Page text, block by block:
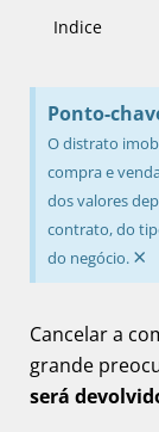
Indice
Ponto-
O distrato
compra e
dos valores
contrato, do
do negócio. ×
Cancelar a
grande
será